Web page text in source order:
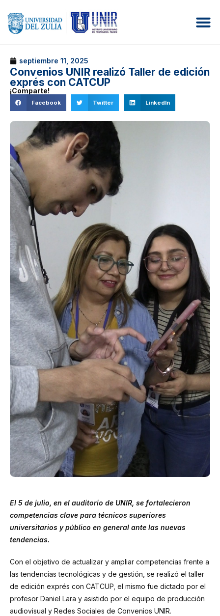
septiembre 11, 2025
Convenios UNIR realizó Taller de edición
exprés con CATCUP
¡Comparte!
Facebook Twitter LinkedIn
El 5 de julio, en el auditorio de UNIR, se fortalecieron
competencias clave para técnicos superiores
universitarios y público en general ante las nuevas
tendencias.
Con el objetivo de actualizar y ampliar competencias frente a
las tendencias tecnológicas y de gestión, se realizó el taller
de edición exprés con CATCUP, el mismo fue dictado por el
profesor Daniel Lara y asistido por el equipo de producción
audiovisual y Redes Sociales de Convenios UNIR.